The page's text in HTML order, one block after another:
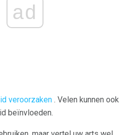
ad
veroorzaken . Velen kunnen ook
beïnvloeden.